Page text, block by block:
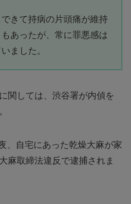
きて持病の片頭痛が維持
あったが、常に罪悪感は
ました。
関しては、渋谷署が内偵を
、自宅にあった乾燥大麻が家
麻取締法違反で逮捕されま